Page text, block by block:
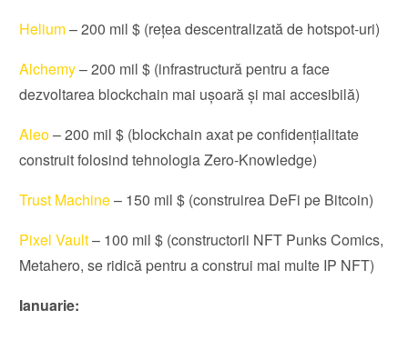
Helium– 200 mil $ (rețea descentralizată de hotspot-uri)
Alchemy– 200 mil $ (infrastructură pentru a face
dezvoltarea blockchain mai ușoară și mai accesibilă)
Aleo– 200 mil $ (blockchain axat pe confidențialitate
construit folosind tehnologia Zero-Knowledge)
Trust Machine– 150 mil $ (construirea DeFi pe Bitcoin)
Pixel Vault– 100 mil $ (constructorii NFT Punks Comics,
Metahero, se ridică pentru a construi mai multe IP NFT)
Ianuarie: